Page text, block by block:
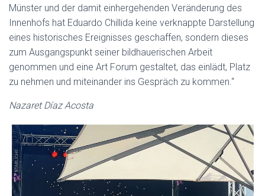
Münster und der damit einhergehenden Veränderung des
Innenhofs hat Eduardo Chillida keine verknappte Darstellung
eines historisches Ereignisses geschaffen, sondern dieses
zum Ausgangspunkt seiner bildhauerischen Arbeit
genommen und eine Art Forum gestaltet, das einlädt, Platz
zu nehmen und miteinander ins Gespräch zu kommen.“
Nazaret Díaz Acosta